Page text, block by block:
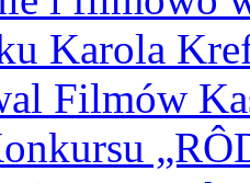
Karola
Filmów